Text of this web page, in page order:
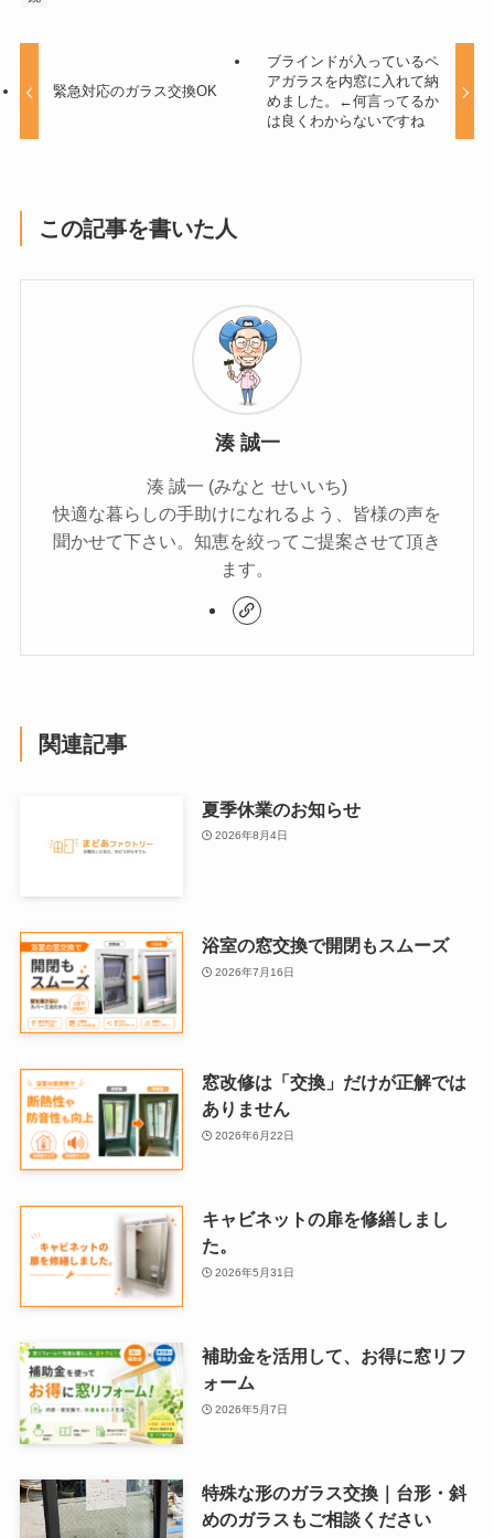
緊急対応のガラス交換OK
ブラインドが入っているペ
アガラスを内窓に入れて納
めました。←何言ってるか
は良くわからないですね
この記事を書いた人
湊 誠一
湊 誠一 (みなと せいいち)
快適な暮らしの手助けになれるよう、皆様の声を
聞かせて下さい。知恵を絞ってご提案させて頂き
ます。
関連記事
夏季休業のお知らせ
2026年8月4日
浴室の窓交換で開閉もスムーズ
2026年7月16日
窓改修は「交換」だけが正解では
ありません
2026年6月22日
キャビネットの扉を修繕しまし
た。
2026年5月31日
補助金を活用して、お得に窓リフ
ォーム
2026年5月7日
特殊な形のガラス交換｜台形・斜
めのガラスもご相談ください